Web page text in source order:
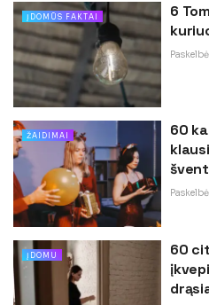
ĮDOMŪS FAKTAI
6
Paskelbė
ŽAIDIMAI
60
Paskelbė
ĮDOMU
60